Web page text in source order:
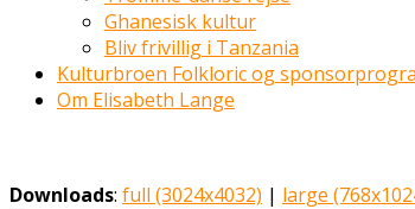
Ghanesisk kultur
Bliv frivillig i Tanzania
Kulturbroen Folkloric og
Om Elisabeth Lange
Downloads: full (3024x4032) | large